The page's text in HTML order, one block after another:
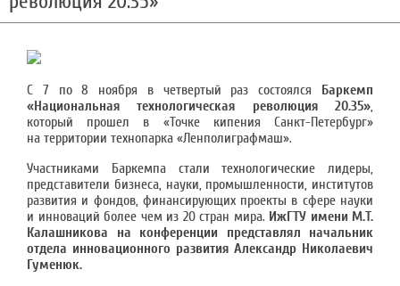
С 7 по 8 ноября в четвертый раз состоялся Баркемп
«Национальная технологическая революция 20.35»,
который прошел в «Точке кипения Санкт-Петербург»
на территории технопарка «Ленполиграфмаш».
Участниками Баркемпа стали технологические лидеры,
представители бизнеса, науки, промышленности, институтов
развития и фондов, финансирующих проекты в сфере науки
и инноваций более чем из 20 стран мира. ИжГТУ имени М.Т.
Калашникова на конференции представлял начальник
отдела инновационного развития Александр Николаевич
Гуменюк.